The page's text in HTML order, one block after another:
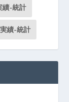
績-統計
績-統計